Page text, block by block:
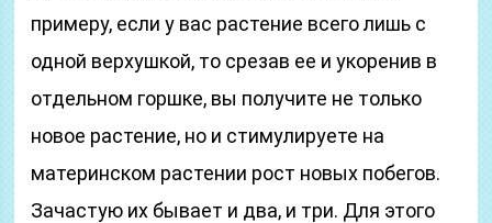
примеру, если у вас растение всего лишь с
одной верхушкой, то срезав ее и укоренив в
отдельном горшке, вы получите не только
новое растение, но и стимулируете на
материнском растении рост новых побегов.
Зачастую их бывает и два, и три. Для этого